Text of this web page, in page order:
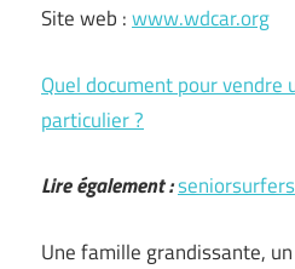
Site web :www.wdcar.org
Quel document pour vendre
particulier ?
Lire également :
Une famille grandissante,